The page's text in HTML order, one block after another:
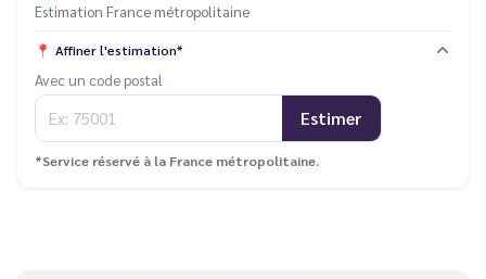
Estimation France métropolitaine
📍 Affiner l'estimation*
Avec un code postal
Estimer
*Service réservé à la France métropolitaine.